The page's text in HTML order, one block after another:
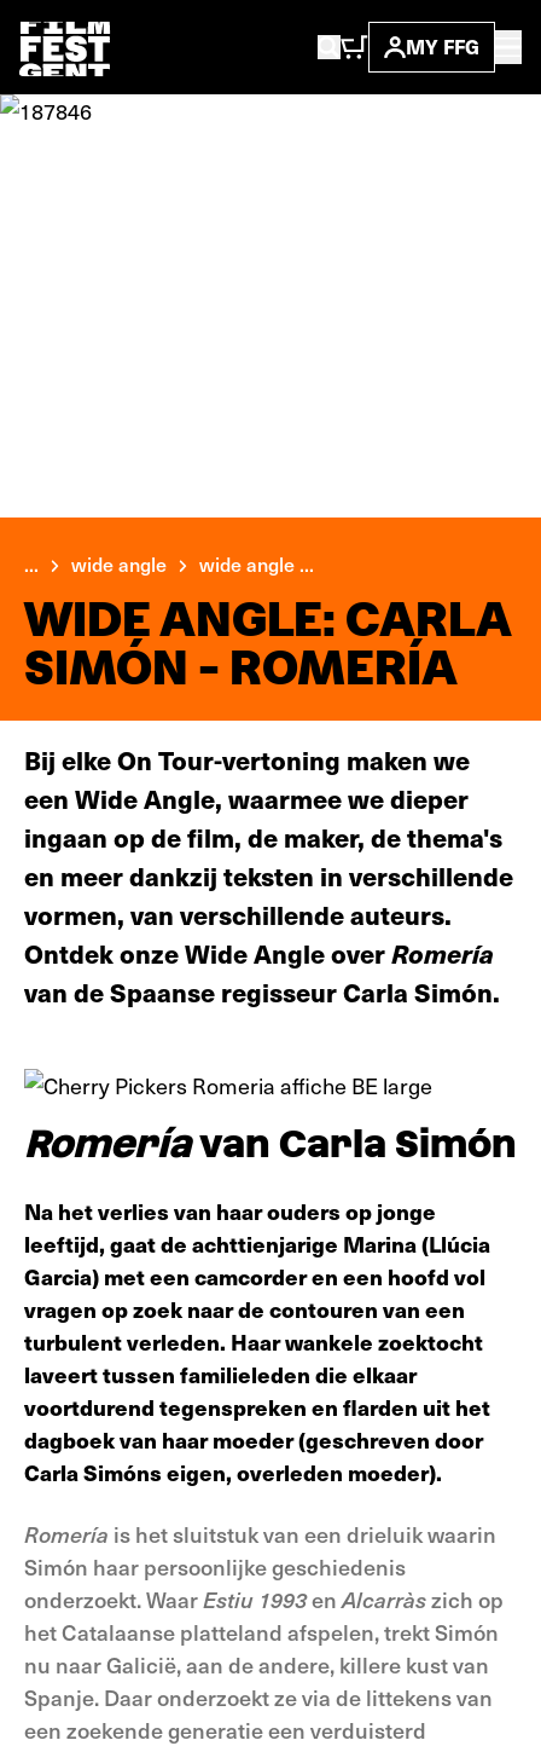
MY FFG
... wide angle wide angle ...
WIDE ANGLE: CARLA
SIMÓN - ROMERÍA
Bij elke On Tour-vertoning maken we
een Wide Angle, waarmee we dieper
ingaan op de film, de maker, de thema's
en meer dankzij teksten in verschillende
vormen, van verschillende auteurs.
Ontdek onze Wide Angle overRomería
van de Spaanse regisseur Carla Simón.
Romeríavan Carla Simón
Na het verlies van haar ouders op jonge
leeftijd, gaat de achttienjarige Marina (Llúcia
Garcia) met een camcorder en een hoofd vol
vragen op zoek naar de contouren van een
turbulent verleden. Haar wankele zoektocht
laveert tussen familieleden die elkaar
voortdurend tegenspreken en flarden uit het
dagboek van haar moeder (geschreven door
Carla Simóns eigen, overleden moeder).
Romería is het sluitstuk van een drieluik waarin
Simón haar persoonlijke geschiedenis
onderzoekt. WaarEstiu 1993enAlcarràszich op
het Catalaanse platteland afspelen, trekt Simón
nu naar Galicië, aan de andere, killere kust van
Spanje. Daar onderzoekt ze via de littekens van
een zoekende generatie een verduisterd